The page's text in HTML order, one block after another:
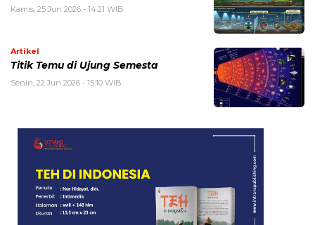
Kamis, 25 Jun 2026 - 14:21 WIB
Artikel
Titik Temu di Ujung Semesta
Senin, 22 Jun 2026 - 15:10 WIB